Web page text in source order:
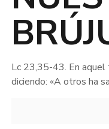
Lc 23,35-43. En aquel
diciendo: «A otros ha